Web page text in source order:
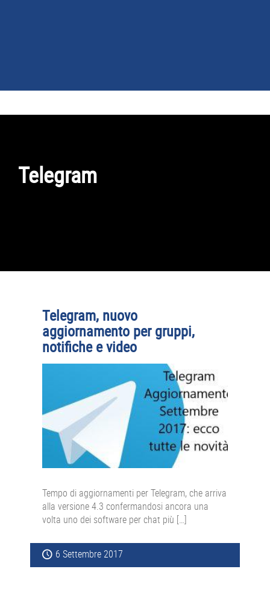
GIOCHI
TRUCCHI
DRONI
STREAMING E TV
OFFERTE E TARIFFE
Telegram
Telegram, nuovo
aggiornamento per gruppi,
notifiche e video
Tempo di aggiornamenti per Telegram, che arriva
alla versione 4.3 confermandosi ancora una
volta uno dei software per chat più […]
6 Settembre 2017